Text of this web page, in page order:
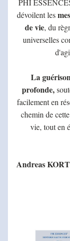
PHI
dévoilent les
de vie, du
universelles
La
profonde,
facilement en
chemin de
vie, tout en
Andreas